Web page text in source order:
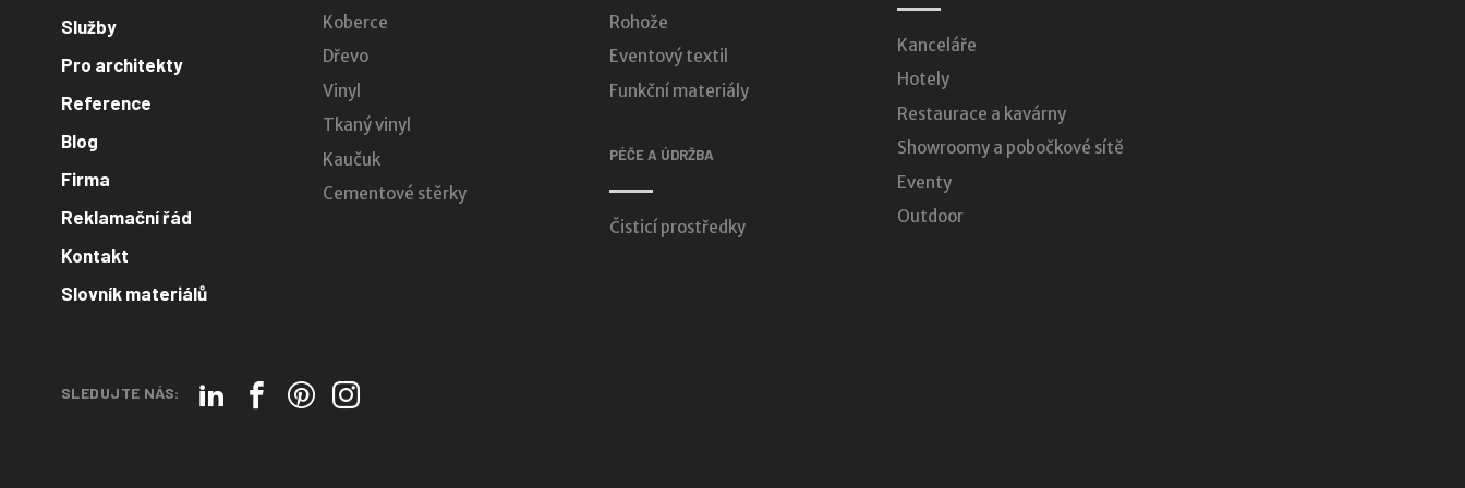
Služby
Pro architekty
Reference
Blog
Firma
Reklamační řád
Kontakt
Slovník materiálů
Koberce
Dřevo
Vinyl
Tkaný vinyl
Kaučuk
Cementové stěrky
Rohože
Eventový textil
Funkční materiály
PÉČE A ÚDRŽBA
Čisticí prostředky
Kanceláře
Hotely
Restaurace a kavárny
Showroomy a pobočkové sítě
Eventy
Outdoor
SLEDUJTE NÁS: